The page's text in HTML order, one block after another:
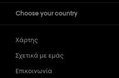
Choose your country
Χάρτης
Σχετικά με εμάς
Επικοινωνία